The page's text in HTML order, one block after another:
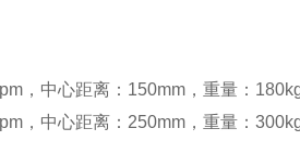
中心距离：150mm，重量：180kg
中心距离：250mm，重量：300kg